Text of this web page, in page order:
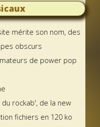
mérite son nom, des
obscurs
de power pop
rockab', de la new
fichiers en 120 ko